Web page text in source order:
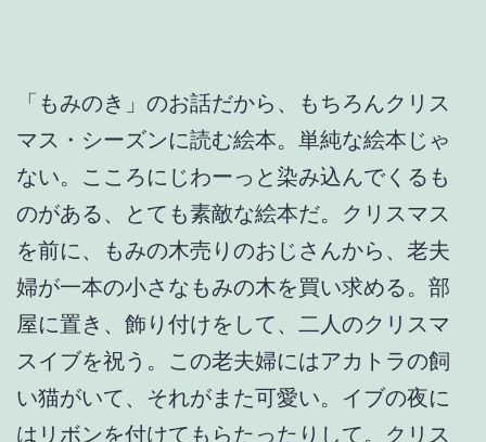
「もみのき」のお話だから、もちろんクリス
マス・シーズンに読む絵本。単純な絵本じゃ
ない。こころにじわーっと染み込んでくるも
のがある、とても素敵な絵本だ。クリスマス
を前に、もみの木売りのおじさんから、老夫
婦が一本の小さなもみの木を買い求める。部
屋に置き、飾り付けをして、二人のクリスマ
スイブを祝う。この老夫婦にはアカトラの飼
い猫がいて、それがまた可愛い。イブの夜に
はリボンを付けてもらたったりして。クリス